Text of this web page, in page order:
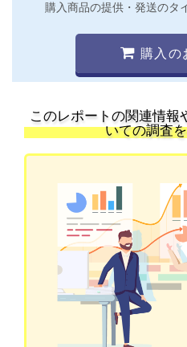
購入商品の提供・発送のタ
購入の
このレポートの関連情報
いての調査